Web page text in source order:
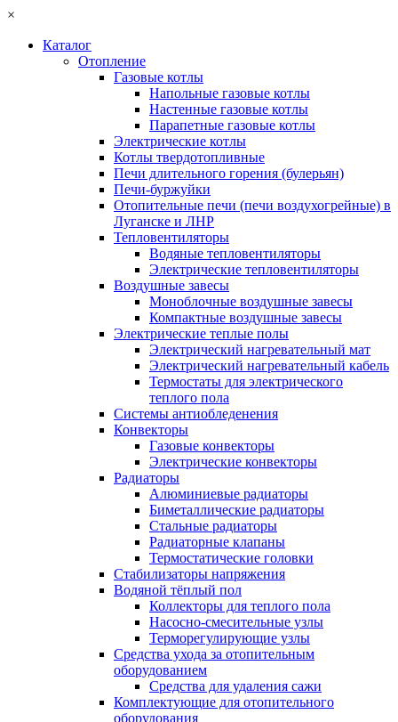
×
Каталог
Отопление
Газовые котлы
Напольные газовые котлы
Настенные газовые котлы
Парапетные газовые котлы
Электрические котлы
Котлы твердотопливные
Печи длительного горения (булерьян)
Печи-буржуйки
Отопительные печи (печи воздухогрейные) в
Луганске и ЛНР
Тепловентиляторы
Водяные тепловентиляторы
Электрические тепловентиляторы
Воздушные завесы
Моноблочные воздушные завесы
Компактные воздушные завесы
Электрические теплые полы
Электрический нагревательный мат
Электрический нагревательный кабель
Термостаты для электрического
теплого пола
Системы антиобледенения
Конвекторы
Газовые конвекторы
Электрические конвекторы
Радиаторы
Алюминиевые радиаторы
Биметаллические радиаторы
Стальные радиаторы
Радиаторные клапаны
Термостатические головки
Стабилизаторы напряжения
Водяной тёплый пол
Коллекторы для теплого пола
Насосно-смесительные узлы
Терморегулирующие узлы
Средства ухода за отопительным
оборудованием
Средства для удаления сажи
Комплектующие для отопительного
оборудования